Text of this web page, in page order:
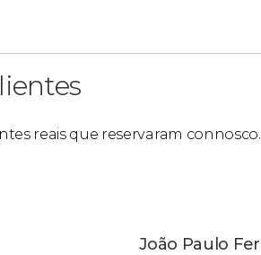
reais que reservaram connosco.
João Paulo